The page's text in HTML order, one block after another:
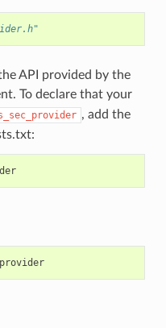
API provided by the
To declare that your
, add the
REQUIRES nvs_sec_provider
PRIV_REQUIRES nvs_sec_provider